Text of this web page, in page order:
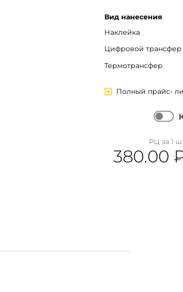
Вид нанесения
Наклейка
Цифровой трансфер
Термотрансфер
Полный прайс-
РЦ за 1
380.00